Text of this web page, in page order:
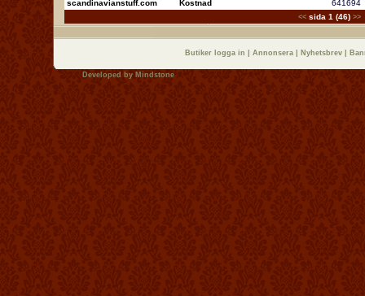
scandinavianstuff.com
Kostnad 641694
<< sida 1 (46) >>
Butiker logga in Annonsera Nyhetsbrev
Developed by Mindstone